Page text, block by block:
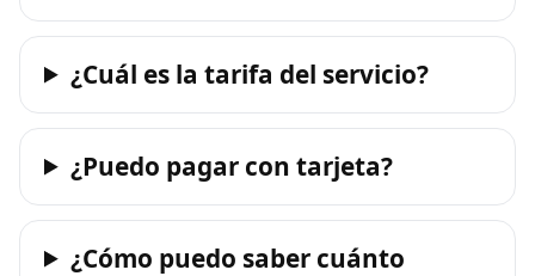
¿Cuál es la tarifa del servicio?
¿Puedo pagar con tarjeta?
¿Cómo puedo saber cuánto